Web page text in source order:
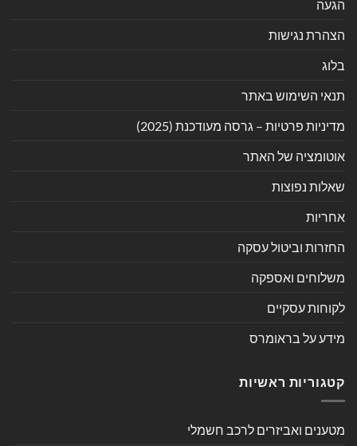
הגעה
הצהרת נגישות
בלוג
תנאי השימוש באתר
מדיניות פרטיות – גרסה מעודכנת (2025)
אוטומציה של האתר
שאלות נפוצות
אחריות
החזרות וביטול עסקה
משלוחים ואספקה
לקוחות עסקיים
מידע על בראומרס
קטגוריות ראשיות
מטענים ואביזרים לרכב חשמלי